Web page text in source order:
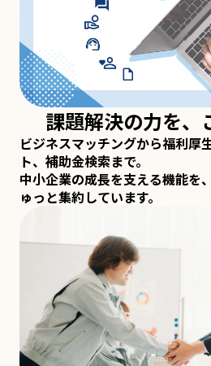
課題解決の力を、
ビジネスマッチングから福利厚
ト、補助金検索まで。
中小企業の成長を支える機能を
ゅっと集約しています。